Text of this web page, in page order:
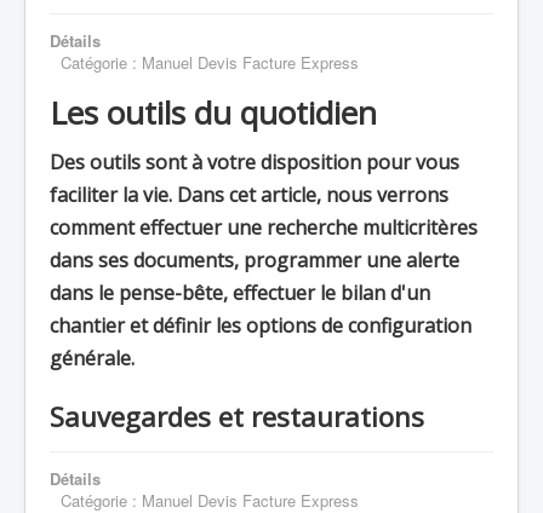
Détails
Catégorie : Manuel Devis Facture Express
Les outils du quotidien
Des outils sont à votre disposition pour vous
faciliter la vie. Dans cet article, nous verrons
comment effectuer une recherche multicritères
dans ses documents, programmer une alerte
dans le pense-bête, effectuer le bilan d'un
chantier et définir les options de configuration
générale.
Sauvegardes et restaurations
Détails
Catégorie : Manuel Devis Facture Express